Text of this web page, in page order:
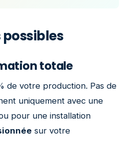
possibles
totale
de votre production. Pas de
uniquement avec une
pour une installation
sur votre